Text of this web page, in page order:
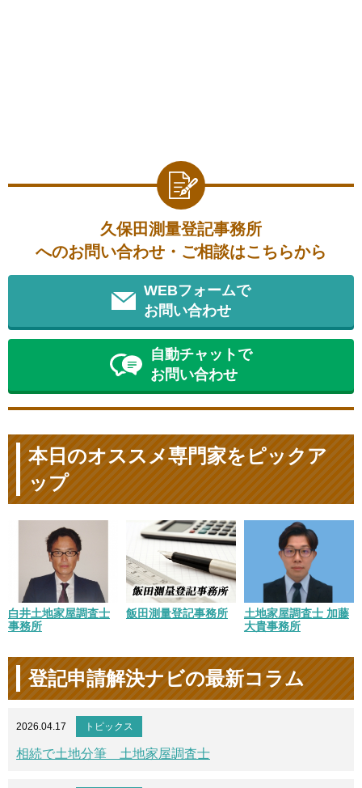
久保田測量登記事務所
へのお問い合わせ・ご相談はこちらから
WEBフォームで
お問い合わせ
自動チャットで
お問い合わせ
本日のオススメ専門家をピックア
ップ
白井土地家屋調査士
事務所
飯田測量登記事務所
土地家屋調査士 加藤
大貴事務所
登記申請解決ナビの最新コラム
2026.04.17 トピックス
相続で土地分筆 土地家屋調査士